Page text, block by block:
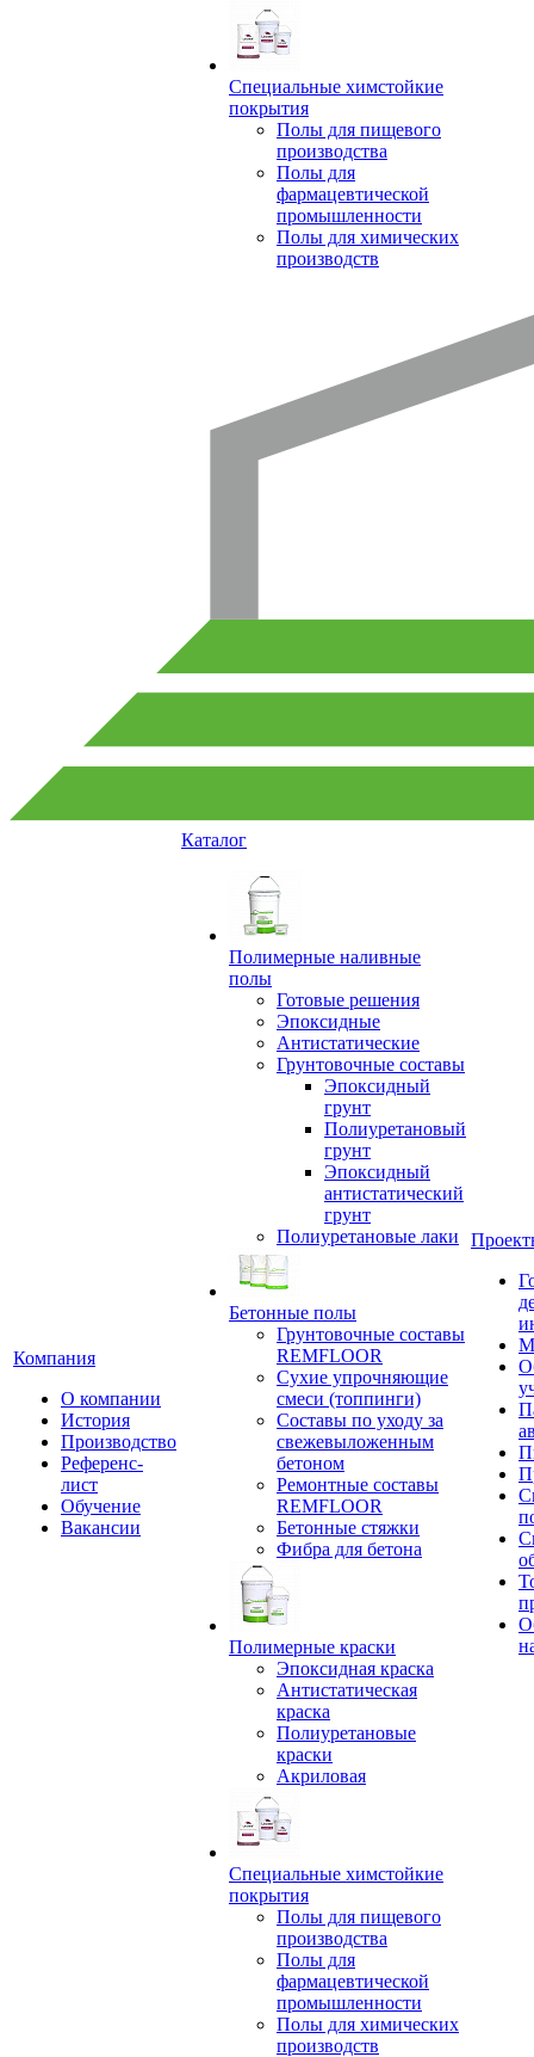
Специальные химстойкие
покрытия
Полы для пищевого
производства
Полы для
фармацевтической
промышленности
Полы для химических
производств
Компания
О компании
История
Производство
Референс-
лист
Обучение
Вакансии
Каталог
Полимерные наливные
полы
Готовые решения
Эпоксидные
Антистатические
Грунтовочные составы
Эпоксидный
грунт
Полиуретановый
грунт
Эпоксидный
антистатический
грунт
Полиуретановые лаки
Бетонные полы
Грунтовочные составы
REMFLOOR
Сухие упрочняющие
смеси (топпинги)
Составы по уходу за
свежевыложенным
бетоном
Ремонтные составы
REMFLOOR
Бетонные стяжки
Фибра для бетона
Полимерные краски
Эпоксидная краска
Антистатическая
краска
Полиуретановые
краски
Акриловая
Специальные химстойкие
покрытия
Полы для пищевого
производства
Полы для
фармацевтической
промышленности
Полы для химических
производств